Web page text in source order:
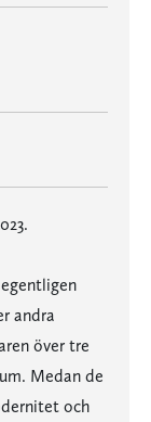
andra
över tre
Medan de
och